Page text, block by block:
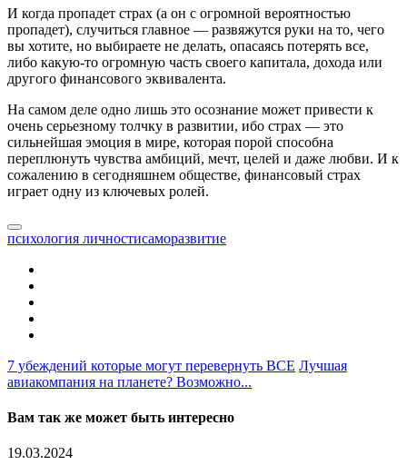
И когда пропадет страх (а он с огромной вероятностью
пропадет), случиться главное — развяжутся руки на то, чего
вы хотите, но выбираете не делать, опасаясь потерять все,
либо какую-то огромную часть своего капитала, дохода или
другого финансового эквивалента.
На самом деле одно лишь это осознание может привести к
очень серьезному толчку в развитии, ибо страх — это
сильнейшая эмоция в мире, которая порой способна
переплюнуть чувства амбиций, мечт, целей и даже любви. И к
сожалению в сегодняшнем обществе, финансовый страх
играет одну из ключевых ролей.
психология личностисаморазвитие
7 убеждений которые могут перевернуть ВСЕ Лучшая
авиакомпания на планете? Возможно...
Вам так же может быть интересно
19.03.2024